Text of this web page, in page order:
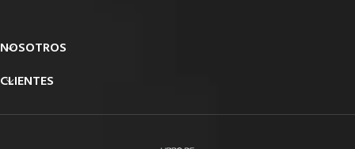
NOSOTROS
CLIENTES